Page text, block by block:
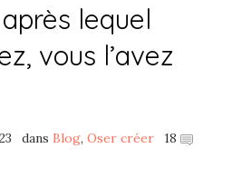
lequel
vous l’avez
dans Blog, Oser créer 18